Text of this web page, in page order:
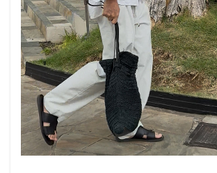
FORTUNA
HOMME（フ
ォルトゥナ
オム）
2.2
JOHNBULL（ジ
ョンブル）
2.3
Elfino（エ
ルフィー